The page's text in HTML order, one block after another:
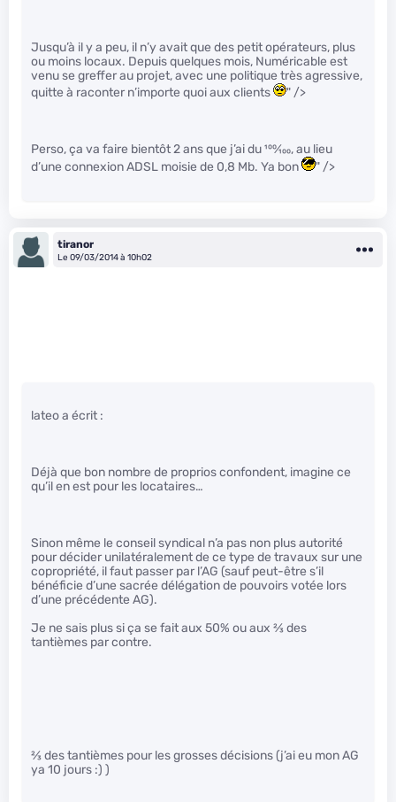
Jusqu’à il y a peu, il n’y avait que des petit opérateurs, plus
ou moins locaux. Depuis quelques mois, Numéricable est
venu se greffer au projet, avec une politique très agressive,
quitte à raconter n’importe quoi aux clients
" />
Perso, ça va faire bientôt 2 ans que j’ai du100⁄100, au lieu
d’une connexion ADSL moisie de 0,8 Mb. Ya bon
" />
tiranor
Le 09/03/2014 à 10h02
lateo a écrit :
Déjà que bon nombre de proprios confondent, imagine ce
qu’il en est pour les locataires…
Sinon même le conseil syndical n’a pas non plus autorité
pour décider unilatéralement de ce type de travaux sur une
copropriété, il faut passer par l’AG (sauf peut-être s’il
bénéficie d’une sacrée délégation de pouvoirs votée lors
d’une précédente AG).
Je ne sais plus si ça se fait aux 50% ou aux 2⁄3des
tantièmes par contre.
2⁄3des tantièmes pour les grosses décisions (j’ai eu mon AG
ya 10 jours :) )